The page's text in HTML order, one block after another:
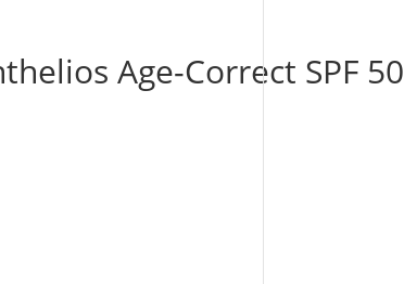
Age-Correct SPF 50